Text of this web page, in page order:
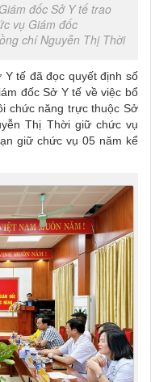
đốc Sở Y tế trao
vụ Giám đốc
chí Nguyễn Thị Thời
tế đã đọc quyết định số
đốc Sở Y tế về việc bổ
chức năng trực thuộc Sở
Thị Thời giữ chức vụ
giữ chức vụ 05 năm kể